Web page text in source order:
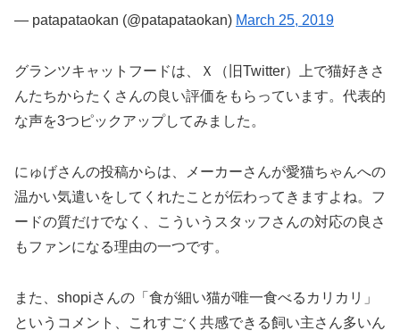
— patapataokan (@patapataokan) March 25, 2019
グランツキャットフードは、Ｘ（旧Twitter）上で猫好きさ
んたちからたくさんの良い評価をもらっています。代表的
な声を3つピックアップしてみました。
にゅげさんの投稿からは、メーカーさんが愛猫ちゃんへの
温かい気遣いをしてくれたことが伝わってきますよね。フ
ードの質だけでなく、こういうスタッフさんの対応の良さ
もファンになる理由の一つです。
また、shopiさんの「食が細い猫が唯一食べるカリカリ」
というコメント、これすごく共感できる飼い主さん多いん